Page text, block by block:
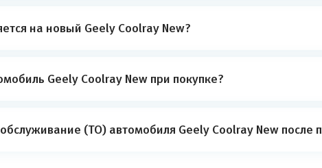
на новый Geely Coolray New?
Geely Coolray New при покупке?
(ТО) автомобиля Geely Coolray New после